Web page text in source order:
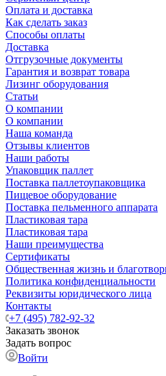
Оплата и доставка
Как сделать заказ
Способы оплаты
Доставка
Отгрузочные документы
Гарантия и возврат товара
Лизинг оборудования
Статьи
О компании
О компании
Наша команда
Отзывы клиентов
Наши работы
Упаковщик паллет
Поставка паллетоупаковщика
Пищевое оборудование
Поставка пельменного аппарата
Пластиковая тара
Пластиковая тара
Наши преимущества
Сертификаты
Общественная жизнь и
Политика конфиденциальности
Реквизиты юридического лица
Контакты
+7 (495) 782-92-32
Заказать звонок
Задать вопрос
Войти